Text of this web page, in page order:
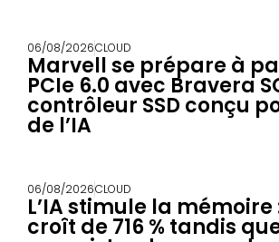
06/08/2026CLOUD
Marvell se prépare à
PCIe 6.0 avec Bravera
contrôleur SSD conçu
de l’IA
06/08/2026CLOUD
L’IA stimule la mémoire
croît de 716 % tandis